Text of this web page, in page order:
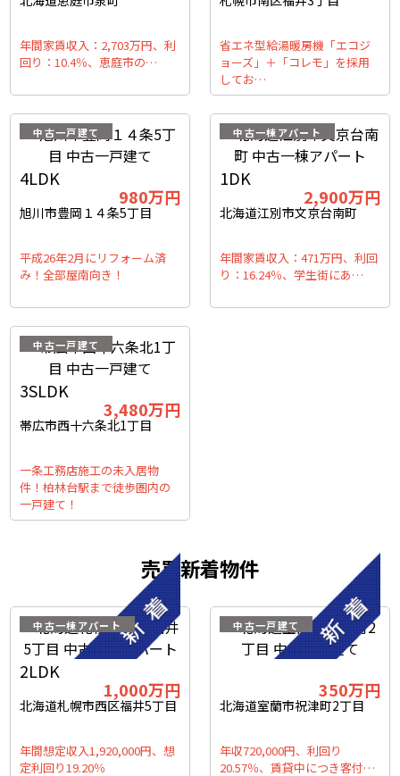
年間家賃収入：2,703万円、利
回り：10.4％、恵庭市の…
省エネ型給湯暖房機「エコジ
ョーズ」＋「コレモ」を採用
してお…
中古一戸建て
4LDK
980万円
旭川市豊岡１４条5丁目
平成26年2月にリフォーム済
み！全部屋南向き！
中古一棟アパート
1DK
2,900万円
北海道江別市文京台南町
年間家賃収入：471万円、利回
り：16.24％、学生街にあ…
中古一戸建て
3SLDK
3,480万円
帯広市西十六条北1丁目
一条工務店施工の未入居物
件！柏林台駅まで徒歩圏内の
一戸建て！
売買新着物件
中古一棟アパート
2LDK
1,000万円
北海道札幌市西区福井5丁目
年間想定収入1,920,000円、想
定利回り19.20％
中古一戸建て
350万円
北海道室蘭市祝津町2丁目
年収720,000円、利回り
20.57％、賃貸中につき客付…